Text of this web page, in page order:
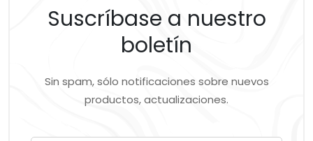
Suscríbase a nuestro
boletín
Sin spam, sólo notificaciones sobre nuevos
productos, actualizaciones.